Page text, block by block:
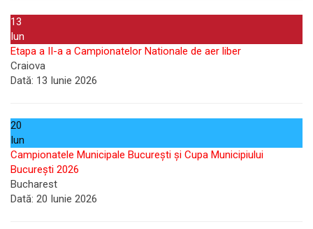
13
Iun
Etapa a II-a a Campionatelor Nationale de aer liber
Craiova
Dată: 13 Iunie 2026
20
Iun
Campionatele Municipale București și Cupa Municipiului
București 2026
Bucharest
Dată: 20 Iunie 2026